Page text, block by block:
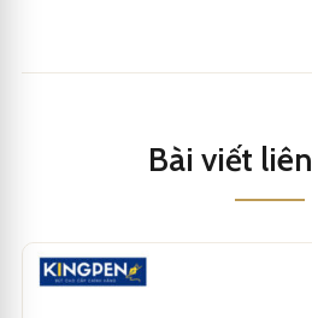
Bài viết